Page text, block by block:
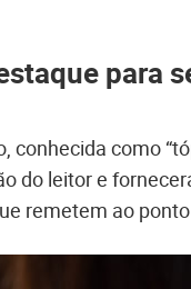
para
conhecida como
do leitor e
remetem ao